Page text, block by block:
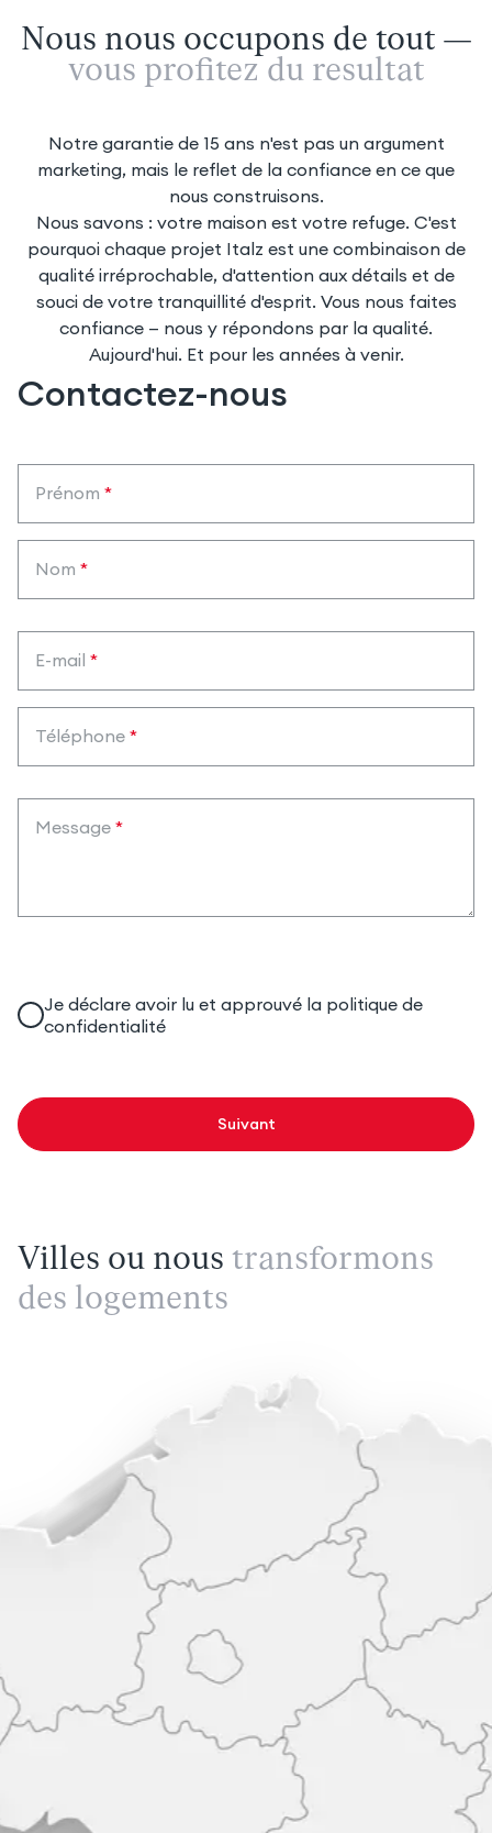
Nous nous occupons de tout —
vous profitez du résultat
Notre garantie de 15 ans n'est pas un argument
marketing, mais le reflet de la confiance en ce que
nous construisons.
Nous savons : votre maison est votre refuge. C'est
pourquoi chaque projet Italz est une combinaison de
qualité irréprochable, d'attention aux détails et de
souci de votre tranquillité d'esprit. Vous nous faites
confiance — nous y répondons par la qualité.
Aujourd'hui. Et pour les années à venir.
Contactez-nous
Prénom *
Nom *
E-mail *
Téléphone *
Message *
Je déclare avoir lu et approuvé la politique de
confidentialité
Suivant
Villes ou nous transformons
des logements